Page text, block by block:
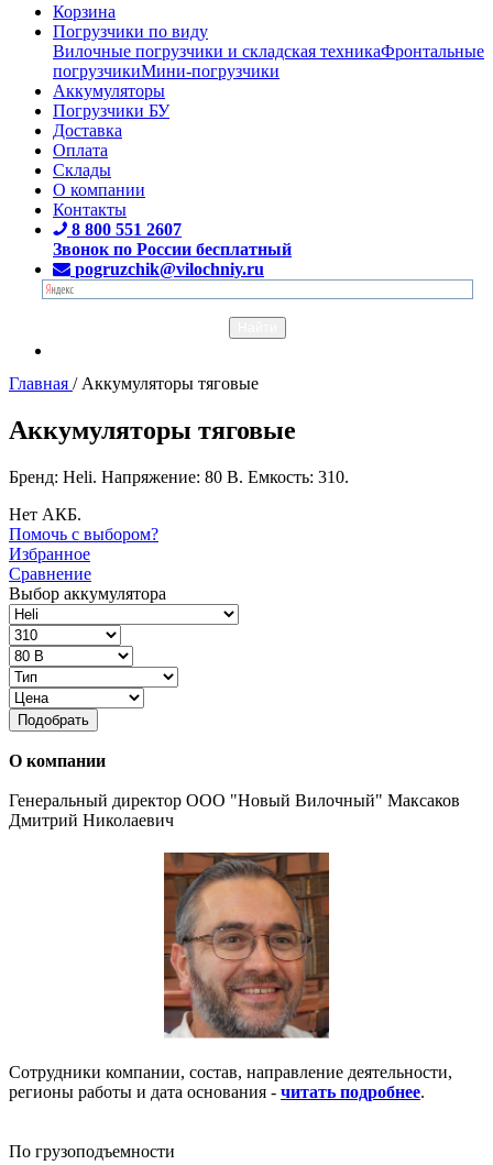
Корзина
Погрузчики по виду
Вилочные погрузчики и складская техникаФронтальные
погрузчикиМини-погрузчики
Аккумуляторы
Погрузчики БУ
Доставка
Оплата
Склады
О компании
Контакты
8 800 551 2607
Звонок по России бесплатный
pogruzchik@vilochniy.ru
Главная / Аккумуляторы тяговые
Аккумуляторы тяговые
Бренд: Heli. Напряжение: 80 В. Емкость: 310.
Нет АКБ.
Помочь с выбором?
Избранное
Сравнение
Выбор аккумулятора
Подобрать
О компании
Генеральный директор ООО "Новый Вилочный" Максаков
Дмитрий Николаевич
Сотрудники компании, состав, направление деятельности,
регионы работы и дата основания - читать подробнее.
По грузоподъемности